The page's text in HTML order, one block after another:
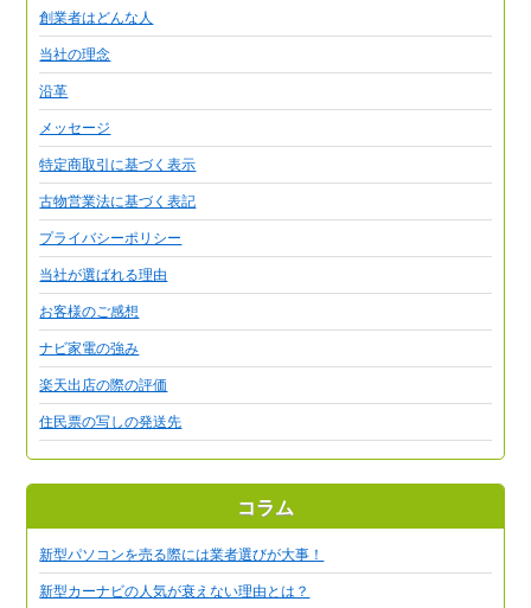
創業者はどんな人
当社の理念
沿革
メッセージ
特定商取引に基づく表示
古物営業法に基づく表記
プライバシーポリシー
当社が選ばれる理由
お客様のご感想
ナビ家電の強み
楽天出店の際の評価
住民票の写しの発送先
コラム
新型パソコンを売る際には業者選びが大事！
新型カーナビの人気が衰えない理由とは？